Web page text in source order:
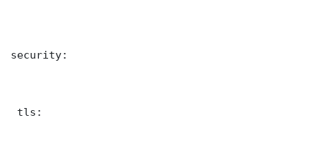
security:
tls: